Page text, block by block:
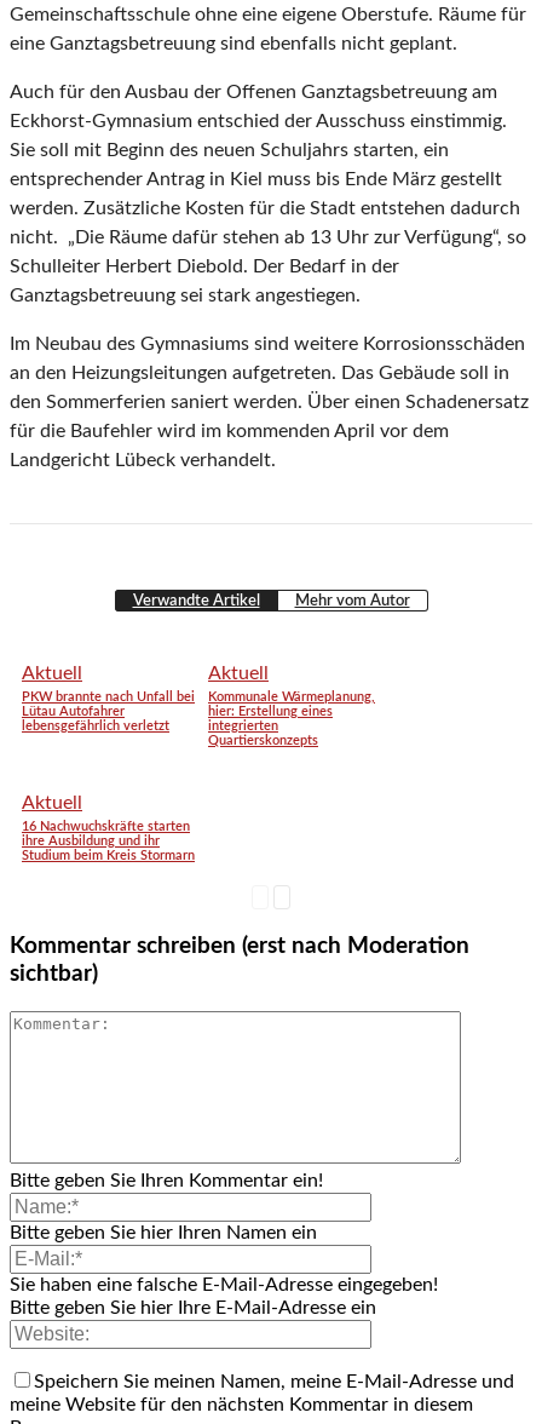
Gemeinschaftsschule ohne eine eigene Oberstufe. Räume für
eine Ganztagsbetreuung sind ebenfalls nicht geplant.
Auch für den Ausbau der Offenen Ganztagsbetreuung am
Eckhorst-Gymnasium entschied der Ausschuss einstimmig.
Sie soll mit Beginn des neuen Schuljahrs starten, ein
entsprechender Antrag in Kiel muss bis Ende März gestellt
werden. Zusätzliche Kosten für die Stadt entstehen dadurch
nicht. „Die Räume dafür stehen ab 13 Uhr zur Verfügung“, so
Schulleiter Herbert Diebold. Der Bedarf in der
Ganztagsbetreuung sei stark angestiegen.
Im Neubau des Gymnasiums sind weitere Korrosionsschäden
an den Heizungsleitungen aufgetreten. Das Gebäude soll in
den Sommerferien saniert werden. Über einen Schadenersatz
für die Baufehler wird im kommenden April vor dem
Landgericht Lübeck verhandelt.
Verwandte Artikel Mehr vom Autor
Aktuell
PKW brannte nach Unfall bei
Lütau Autofahrer
lebensgefährlich verletzt
Aktuell
Kommunale Wärmeplanung,
hier: Erstellung eines
integrierten
Quartierskonzepts
Aktuell
16 Nachwuchskräfte starten
ihre Ausbildung und ihr
Studium beim Kreis Stormarn
Kommentar schreiben (erst nach Moderation
sichtbar)
Bitte geben Sie Ihren Kommentar ein!
Bitte geben Sie hier Ihren Namen ein
Sie haben eine falsche E-Mail-Adresse eingegeben!
Bitte geben Sie hier Ihre E-Mail-Adresse ein
Speichern Sie meinen Namen, meine E-Mail-Adresse und
meine Website für den nächsten Kommentar in diesem